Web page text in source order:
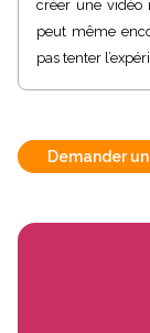
créer une vidéo
peut même
pas tenter
Demander